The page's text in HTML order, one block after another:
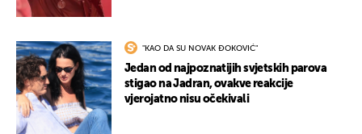
"KAO DA SU NOVAK ĐOKOVIĆ"
Jedan od najpoznatijih svjetskih parova
stigao na Jadran, ovakve reakcije
vjerojatno nisu očekivali